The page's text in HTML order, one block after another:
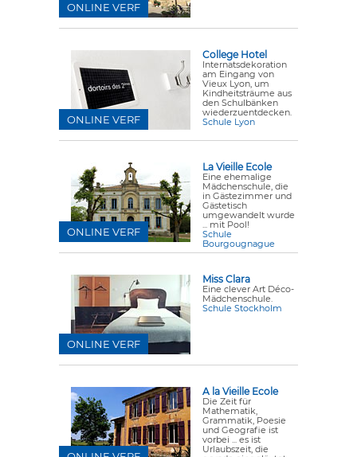
ONLINE VERF
College Hotel
Internatsdekoration
am Eingang von
Vieux Lyon, um
Kindheitsträume aus
den Schulbänken
wiederzuentdecken.
Schule Lyon
ONLINE VERF
La Vieille Ecole
Eine ehemalige
Mädchenschule, die
in Gästezimmer und
Gästetisch
umgewandelt wurde
... mit Pool!
Schule
Bourgougnague
ONLINE VERF
Miss Clara
Eine clever Art Déco-
Mädchenschule.
Schule Stockholm
ONLINE VERF
A la Vieille Ecole
Die Zeit für
Mathematik,
Grammatik, Poesie
und Geografie ist
vorbei ... es ist
Urlaubszeit, die